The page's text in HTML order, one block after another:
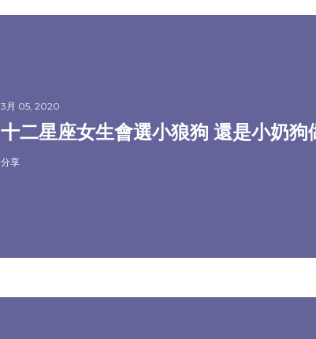
3月 05, 2020
十二星座女生會選小狼狗 還是小奶狗
分享